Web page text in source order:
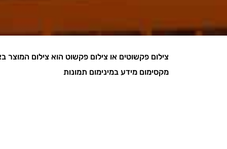
צילום פקשוטים או צילום פקשוט הוא צילום
מקסימום מידע במינימום תמונות